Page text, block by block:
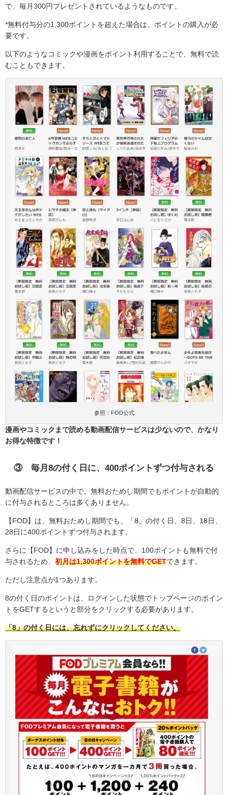
で、毎月300円プレゼントされているようなものです。
*無料付与分の1,300ポイントを超えた場合は、ポイントの購入が必
要です。
以下のようなコミックや漫画をポイント利用することで、無料で読
むこともできます。
参照：FOD公式
漫画やコミックまで読める動画配信サービスは少ないので、かなり
お得な特徴です！
③ 毎月 8の付く日に、 400ポイントずつ付与される
動画配信サービスの中で、無料おためし期間でもポイントが自動的
に付与されるところは多くありません。
【 FOD】は、無料おためし期間でも、「 8 」の付く日、 8 日、 18 日、
28 日に400ポイントずつ付与されます。
さらに【 FOD】に申し込みをした時点で、 100ポイントも無料で付
与されるため、 初月は1,300ポイントを無料でGETできます。
ただし注意点が1つあります。
8の付く日のポイントは、ログインした状態でトップページのポイン
トをGETするというと部分をクリックする必要があります。
「8」の付く日には、忘れずにクリックしてください。